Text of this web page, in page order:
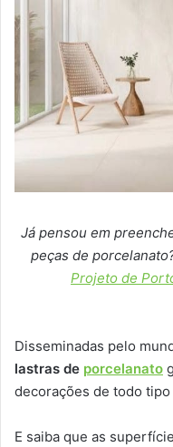
Já pensou em
peças de
Projeto de
Disseminadas pelo
lastras de porcelanato
decorações de todo
E saiba que as